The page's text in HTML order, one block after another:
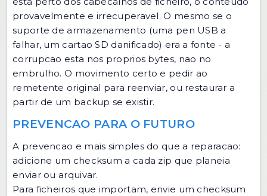
provavelmente e irrecuperavel. O mesmo se o
suporte de armazenamento (uma pen USB a
falhar, um cartao SD danificado) era a fonte - a
corrupcao esta nos proprios bytes, nao no
embrulho. O movimento certo e pedir ao
remetente original para reenviar, ou restaurar a
partir de um backup se existir.
PREVENCAO PARA O FUTURO
A prevencao e mais simples do que a reparacao:
adicione um checksum a cada zip que planeia
enviar ou arquivar.
Para ficheiros que importam, envie um checksum